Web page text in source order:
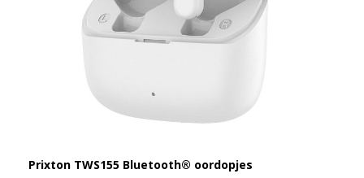
Prixton TWS155 Bluetooth® oordopjes